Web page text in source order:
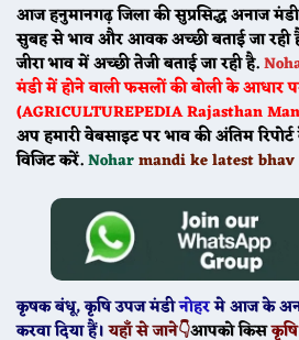
आज हनुमानगढ़ जिला की सुप्रसिद्ध अनाज
सुबह से भाव और आवक अच्छी बताई जा
जीरा भाव में अच्छी तेजी बताई जा रही है.
मंडी में होने वाली फसलों की बोली के आधार
(AGRICULTUREPEDIA Rajasthan
अप हमारी वेबसाइट पर भाव की अंतिम
विजिट करें.Noharmandi ke latest bhav
कृषक बंधू, कृषि उपज मंडीनोहरमेआज के
करवा दिया हैं। यहाँ से जाने👇आपको किस